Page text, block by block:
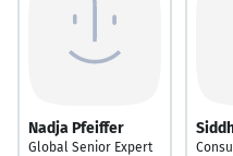
Nadja Pfeiffer
Global Senior Expert